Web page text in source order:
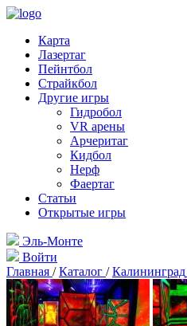
Карта
Лазертаг
Пейнтбол
Страйкбол
Другие игры
Гидробол
VR арены
Арчеритаг
Кидбол
Нерф
Фаертаг
Статьи
Открытые игры
Эль-Монте
Войти
Главная /Каталог /Калининград